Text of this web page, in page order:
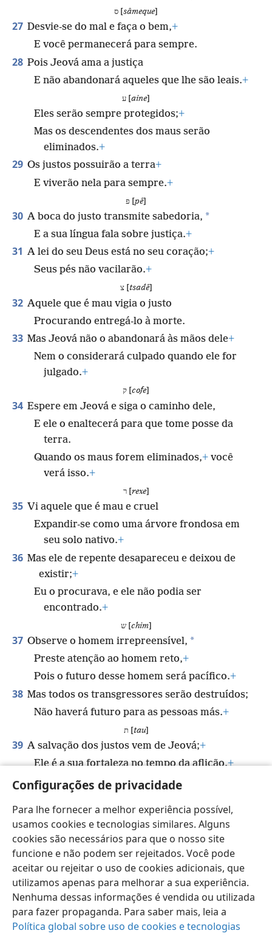
Configurações de privacidade
Para lhe fornecer a melhor experiência possível,
usamos cookies e tecnologias similares. Alguns
cookies são necessários para que o nosso site
funcione e não podem ser rejeitados. Você pode
aceitar ou rejeitar o uso de cookies adicionais, que
utilizamos apenas para melhorar a sua experiência.
Nenhuma dessas informações é vendida ou utilizada
para fazer propaganda. Para saber mais, leia a
Política global sobre uso de cookies e tecnologias
sâmeque]
27 Desvie-se do mal e faça o bem,+
E você permanecerá para sempre.
28 Pois Jeová ama a justiça
E não abandonará aqueles que lhe são leais.+
ע [aine]
Eles serão sempre protegidos;+
Mas os descendentes dos maus serão
eliminados.+
29 Os justos possuirão a terra+
E viverão nela para sempre.+
פ [pê]
30 A boca do justo transmite sabedoria, *
E a sua língua fala sobre justiça.+
31 A lei do seu Deus está no seu coração;+
Seus pés não vacilarão.+
צ [ tsadê]
32 Aquele que é mau vigia o justo
Procurando entregá-lo à morte.
33 Mas Jeová não o abandonará às mãos dele+
Nem o considerará culpado quando ele for
julgado.+
cofe]
34 Espere em Jeová e siga o caminho dele,
E ele o enaltecerá para que tome posse da
terra.
Quando os maus forem eliminados,+ você
verá isso.+
ר [ rexe]
35 Vi aquele que é mau e cruel
Expandir-se como uma árvore frondosa em
seu solo nativo.+
36 Mas ele de repente desapareceu e deixou de
existir;+
Eu o procurava, e ele não podia ser
encontrado.+
ש [chim]
37 Observe o homem irrepreensível, *
Preste atenção ao homem reto,+
Pois o futuro desse homem será pacífico.+
38 Mas todos os transgressores serão destruídos;
Não haverá futuro para as pessoas más.+
ת [tau]
39 A salvação dos justos vem de Jeová;+
Ele é a sua fortaleza no tempo da aflição.+
40 Jeová os ajudará e os livrará.+
Porque se refugiam nele.+
Português (Brasil) Compartilhar Preferências
Copyright © 2026 Watch Tower Bible and Tract Society of Pennsylvania
Termos de Uso
Política de Privacidade
Configurações de Privacidade
JW.ORG Login